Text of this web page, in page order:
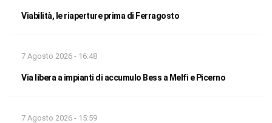
Viabilità, le riaperture prima di Ferragosto
7 Agosto 2026 - 16:48
Via libera a impianti di accumulo Bess a Melfi e Picerno
7 Agosto 2026 - 15:59